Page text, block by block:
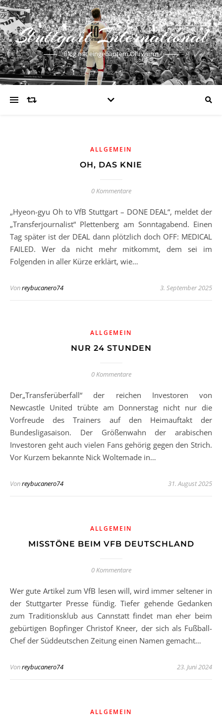
Stuttgart International
Blog mit eingebautem Ohrwurm
ALLGEMEIN
OH, DAS KNIE
0 Kommentare
„Hyeon-gyu Oh to VfB Stuttgart – DONE DEAL“, meldet der
„Transferjournalist“ Plettenberg am Sonntagabend. Einen
Tag später ist der DEAL dann plötzlich doch OFF: MEDICAL
FAILED. Wer da nicht mehr mitkommt, dem sei im
Folgenden in aller Kürze erklärt, wie…
Vonreybucanero74 3. September 2025
ALLGEMEIN
NUR 24 STUNDEN
0 Kommentare
Der„Transferüberfall“ der reichen Investoren von
Newcastle United trübte am Donnerstag nicht nur die
Vorfreude des Trainers auf den Heimauftakt der
Bundesligasaison. Der Größenwahn der arabischen
Investoren geht auch vielen Fans gehörig gegen den Strich.
Vor Kurzem bekannte Nick Woltemade in…
Vonreybucanero74 31. August 2025
ALLGEMEIN
MISSTÖNE BEIM VFB DEUTSCHLAND
0 Kommentare
Wer gute Artikel zum VfB lesen will, wird immer seltener in
der Stuttgarter Presse fündig. Tiefer gehende Gedanken
zum Traditionsklub aus Cannstatt findet man eher beim
gebürtigen Bopfinger Christof Kneer, der sich als Fußball-
Chef der Süddeutschen Zeitung einen Namen gemacht…
Vonreybucanero74 23. Juni 2024
ALLGEMEIN